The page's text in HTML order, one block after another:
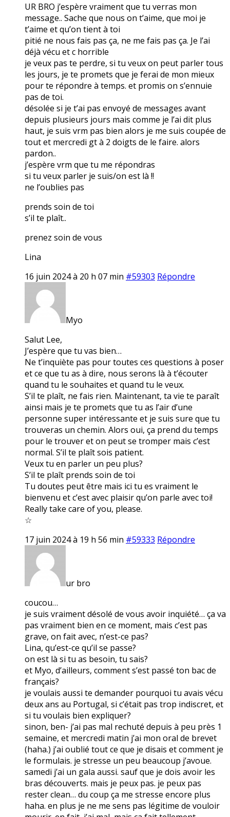
UR BRO j’espère vraiment que tu verras mon
message.. Sache que nous on t’aime, que moi je
t’aime et qu’on tient à toi
pitié ne nous fais pas ça, ne me fais pas ça. Je l’ai
déjà vécu et c horrible
je veux pas te perdre, si tu veux on peut parler tous
les jours, je te promets que je ferai de mon mieux
pour te répondre à temps. et promis on s’ennuie
pas de toi.
désolée si je t’ai pas envoyé de messages avant
depuis plusieurs jours mais comme je l’ai dit plus
haut, je suis vrm pas bien alors je me suis coupée de
tout et mercredi gt à 2 doigts de le faire. alors
pardon..
j’espère vrm que tu me répondras
si tu veux parler je suis/on est là !!
ne l’oublies pas
prends soin de toi
s’il te plaît..
prenez soin de vous
Lina
16 juin 2024 à 20 h 07 min #59303 Répondre
Myo
Salut Lee,
J’espère que tu vas bien…
Ne t’inquiète pas pour toutes ces questions à poser
et ce que tu as à dire, nous serons là à t’écouter
quand tu le souhaites et quand tu le veux.
S’il te plaît, ne fais rien. Maintenant, ta vie te paraît
ainsi mais je te promets que tu as l’air d’une
personne super intéressante et je suis sure que tu
trouveras un chemin. Alors oui, ça prend du temps
pour le trouver et on peut se tromper mais c’est
normal. S’il te plaît sois patient.
Veux tu en parler un peu plus?
S’il te plaît prends soin de toi
Tu doutes peut être mais ici tu es vraiment le
bienvenu et c’est avec plaisir qu’on parle avec toi!
Really take care of you, please.
☆
17 juin 2024 à 19 h 56 min #59333 Répondre
ur bro
coucou…
je suis vraiment désolé de vous avoir inquiété… ça va
pas vraiment bien en ce moment, mais c’est pas
grave, on fait avec, n’est-ce pas?
Lina, qu’est-ce qu’il se passe?
on est là si tu as besoin, tu sais?
et Myo, d’ailleurs, comment s’est passé ton bac de
français?
je voulais aussi te demander pourquoi tu avais vécu
deux ans au Portugal, si c’était pas trop indiscret, et
si tu voulais bien expliquer?
sinon, ben- j’ai pas mal rechuté depuis à peu près 1
semaine, et mercredi matin j’ai mon oral de brevet
(haha.) j’ai oublié tout ce que je disais et comment je
le formulais. je stresse un peu beaucoup j’avoue.
samedi j’ai un gala aussi. sauf que je dois avoir les
bras découverts. mais je peux pas. je peux pas
rester clean… du coup ça me stresse encore plus
haha. en plus je ne me sens pas légitime de vouloir